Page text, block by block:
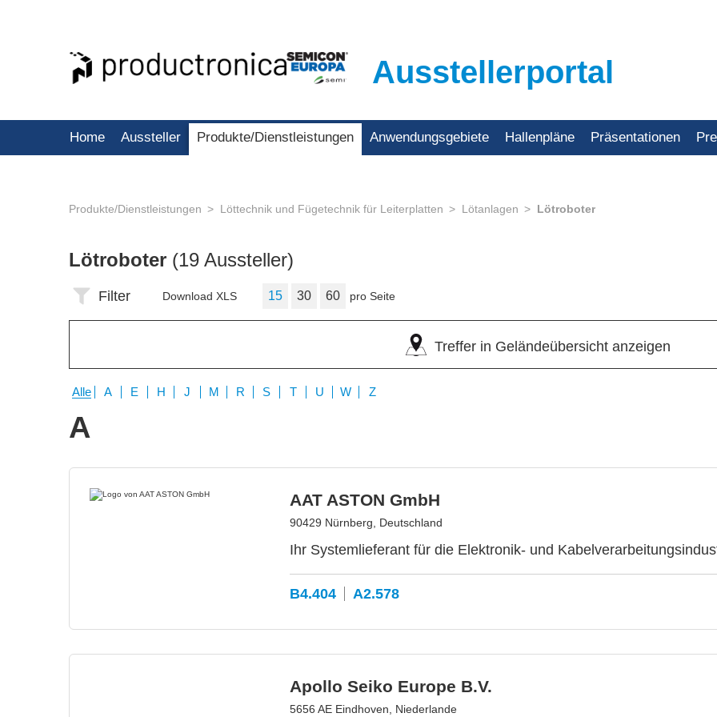
Ausstellerportal
Home Aussteller Produkte/Dienstleistungen Anwendungsgebiete Hallenpläne Präsentationen
Produkte/Dienstleistungen Löttechnik und Fügetechnik für Leiterplatten Lötanlagen Lötroboter
Lötroboter (19 Aussteller)
Filter Download XLS 15 30 60 pro Seite
Treffer in Geländeübersicht anzeigen
Alle A E H J M R S T U W Z
A
AAT ASTON GmbH
90429 Nürnberg, Deutschland
Ihr Systemlieferant für die Elektronik- und
B4.404 A2.578
Apollo Seiko Europe B.V.
5656 AE Eindhoven, Niederlande